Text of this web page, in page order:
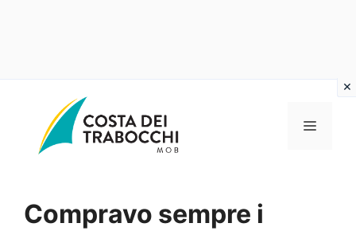
contenuto
MENU
Compravo sempre i